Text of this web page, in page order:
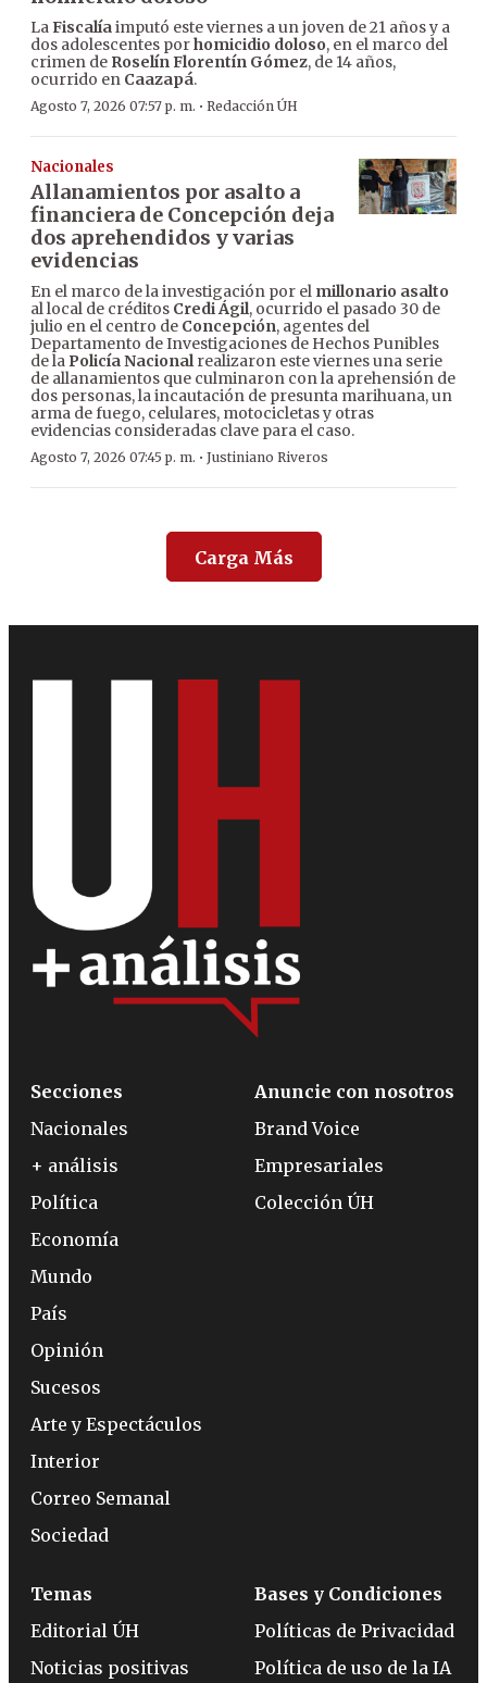
LaFiscalíaimputó este viernes a un joven de 21 años y a
dos adolescentes porhomicidio doloso, en el marco del
crimen de Roselín Florentín Gómez, de 14 años,
ocurrido en Caazapá.
Agosto 7, 2026 07:57 p. m. · Redacción ÚH
Nacionales
Allanamientos por asalto a
financiera de Concepción deja
dos aprehendidos y varias
evidencias
En el marco de la investigación por el millonario asalto
al local de créditos Credi Ágil, ocurrido el pasado 30 de
julio en el centro de Concepción, agentes del
Departamento de Investigaciones de Hechos Punibles
de la Policía Nacionalrealizaron este viernes una serie
de allanamientos que culminaron con la aprehensión de
dos personas, la incautación de presunta marihuana, un
arma de fuego, celulares, motocicletas y otras
evidencias consideradas clave para el caso.
Agosto 7, 2026 07:45 p. m. · Justiniano Riveros
Carga Más
Secciones
Nacionales
+ análisis
Política
Economía
Mundo
País
Opinión
Sucesos
Arte y Espectáculos
Interior
Correo Semanal
Sociedad
Anuncie con nosotros
Brand Voice
Empresariales
Colección ÚH
Temas
Editorial ÚH
Noticias positivas
Bases y Condiciones
Políticas de Privacidad
Política de uso de la IA